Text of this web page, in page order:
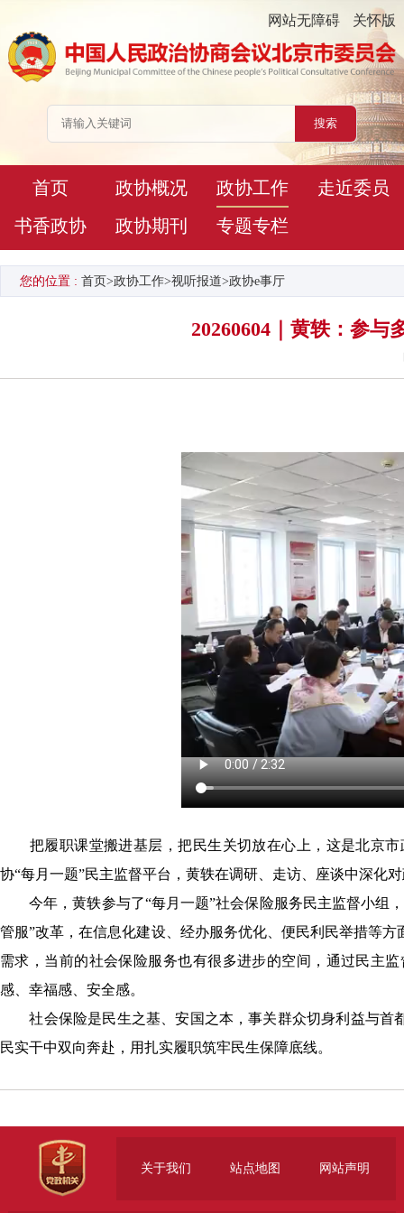
网站无障碍 关怀版
首页 政协概况 政协工作
走近委员
书香政协
政协期刊 专题专栏
您的位置 : 首页>政协工作>视听报道>政协e事厅
20260604｜黄轶：参
把履职课堂搬进基层，把民生关切放在心上，这是北京市
协“每月一题”民主监督平台，黄轶在调研、走访、座谈中深化
今年，黄轶参与了“每月一题”社会保险服务民主监督小组
管服”改革，在信息化建设、经办服务优化、便民利民举措等
需求，当前的社会保险服务也有很多进步的空间，通过民主
感、幸福感、安全感。
社会保险是民生之基、安国之本，事关群众切身利益与首
民实干中双向奔赴，用扎实履职筑牢民生保障底线。
关于我们 站点地图 网站声明